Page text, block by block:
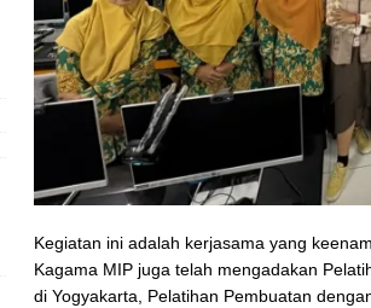
Kegiatan ini adalah kerjasama yang
Kagama MIP juga telah mengadakan
di Yogyakarta, Pelatihan Pembuatan